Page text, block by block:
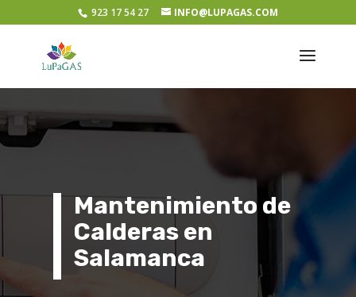
923 17 54 27 INFO@LUPAGAS.COM
Mantenimiento de
Calderas en
Salamanca